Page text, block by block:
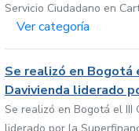
Servicio Ciudadano en
Ver categoría
Se realizó en Bogotá
Davivienda liderado
Se realizó en Bogotá el III